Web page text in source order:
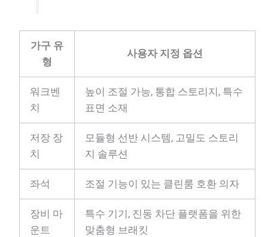
가구 유
형
사용자 지정 옵션
워크벤
치
높이 조절 가능, 통합 스토리지, 특수
표면 소재
저장 장
치
모듈형 선반 시스템, 고밀도 스토리
지 솔루션
좌석 조절 기능이 있는 클린룸 호환 의자
장비 마
운트
특수 기기, 진동 차단 플랫폼을 위한
맞춤형 브래킷